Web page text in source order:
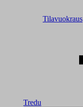
Tilavuokraus
Tredu